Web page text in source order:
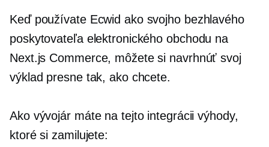
Keď používate Ecwid ako svojho bezhlavého
poskytovateľa elektronického obchodu na
Next.js Commerce, môžete si navrhnúť svoj
výklad presne tak, ako chcete.
Ako vývojár máte na tejto integrácii výhody,
ktoré si zamilujete: